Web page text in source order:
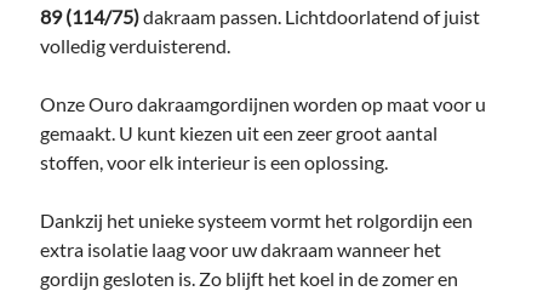
89 (114/75)dakraam passen. Lichtdoorlatend of juist
volledig verduisterend.
Onze Ouro dakraamgordijnen worden op maat voor u
gemaakt. U kunt kiezen uit een zeer groot aantal
stoffen, voor elk interieur is een oplossing.
Dankzij het unieke systeem vormt het rolgordijn een
extra isolatie laag voor uw dakraam wanneer het
gordijn gesloten is. Zo blijft het koel in de zomer en